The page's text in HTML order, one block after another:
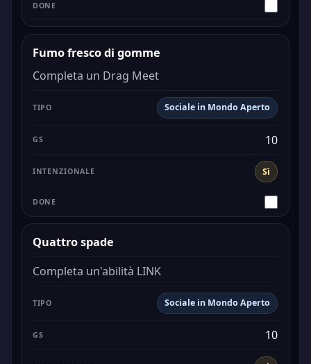
Fumo fresco di gomme
Completa un Drag Meet
Sociale in Mondo Aperto
Sì
10
Quattro spade
Completa un'abilità LINK
Sociale in Mondo Aperto
10